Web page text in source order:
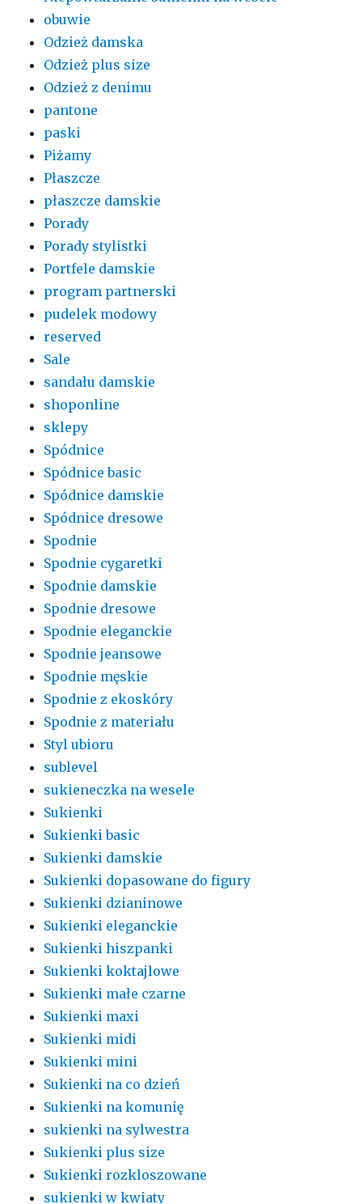
obuwie
Odzież damska
Odzież plus size
Odzież z denimu
pantone
paski
Piżamy
Płaszcze
płaszcze damskie
Porady
Porady stylistki
Portfele damskie
program partnerski
pudelek modowy
reserved
Sale
sandału damskie
shoponline
sklepy
Spódnice
Spódnice basic
Spódnice damskie
Spódnice dresowe
Spodnie
Spodnie cygaretki
Spodnie damskie
Spodnie dresowe
Spodnie eleganckie
Spodnie jeansowe
Spodnie męskie
Spodnie z ekoskóry
Spodnie z materiału
Styl ubioru
sublevel
sukieneczka na wesele
Sukienki
Sukienki basic
Sukienki damskie
Sukienki dopasowane do figury
Sukienki dzianinowe
Sukienki eleganckie
Sukienki hiszpanki
Sukienki koktajlowe
Sukienki małe czarne
Sukienki maxi
Sukienki midi
Sukienki mini
Sukienki na co dzień
Sukienki na komunię
sukienki na sylwestra
Sukienki plus size
Sukienki rozkloszowane
sukienki w kwiaty